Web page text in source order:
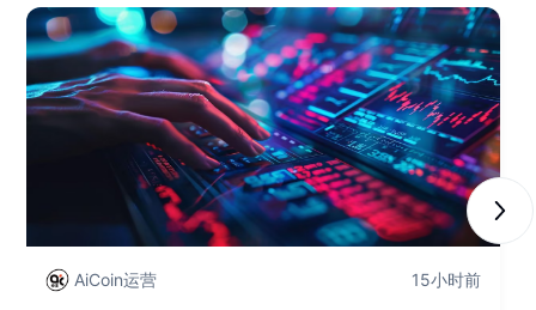
AiCoin运营 15小时前